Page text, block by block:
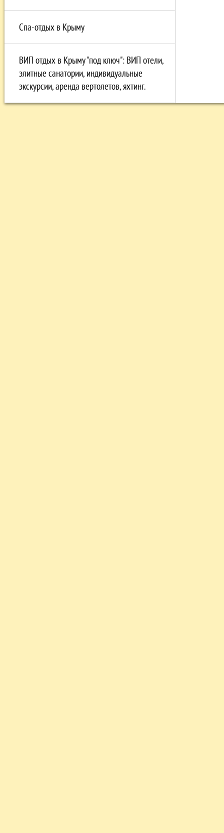
Спа-отдых в Крыму
ВИП отдых в Крыму "под ключ": ВИП отели,
элитные санатории, индивидуальные
экскурсии, аренда вертолетов, яхтинг.